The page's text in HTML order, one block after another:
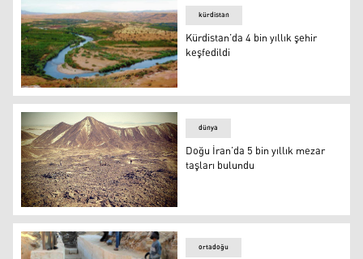
Kürdistan’da 4 bin yıllık şehir keşfedildi
kürdistan
Kürdistan’da 4 bin yıllık şehir
keşfedildi
Doğu İran’da 5 bin yıllık mezar taşları bulundu
dünya
Doğu İran’da 5 bin yıllık mezar
taşları bulundu
ortadoğu